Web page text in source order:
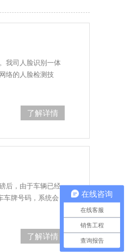
我司人脸识别一体
络的人脸检测技
了解详情
后，由于车辆已经
车牌号码，系统会
了解详情
在线咨询
在线客服
销售工程
查询报告